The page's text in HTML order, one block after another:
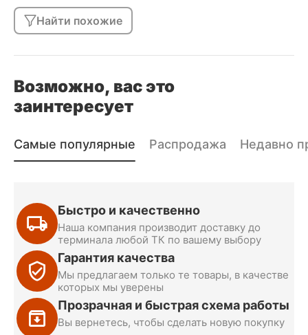
Найти похожие
Возможно, вас это
заинтересует
Самые популярные Распродажа Недавно
Быстро и качественно
Наша компания производит доставку до
терминала любой ТК по вашему выбору
Гарантия качества
Мы предлагаем только те товары, в качестве
которых мы уверены
Прозрачная и быстрая схема работы
Вы вернетесь, чтобы сделать новую покупку